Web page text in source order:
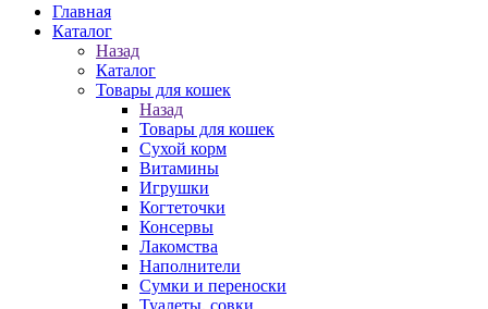
Главная
Каталог
Назад
Каталог
Товары для кошек
Назад
Товары для кошек
Cухой корм
Витамины
Игрушки
Когтеточки
Консервы
Лакомства
Наполнители
Сумки и переноски
Туалеты, совки